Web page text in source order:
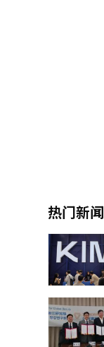
热门新闻